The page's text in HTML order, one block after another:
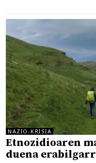
NAZIO-KRISIA
Etnozidioaren
duena